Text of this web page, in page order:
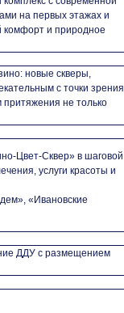
на первых этажах и
комфорт и природное
новые скверы,
с точки зрения
не только
Цвет-Сквер» в шаговой
услуги красоты и
«Ивановские
ДДУ с размещением